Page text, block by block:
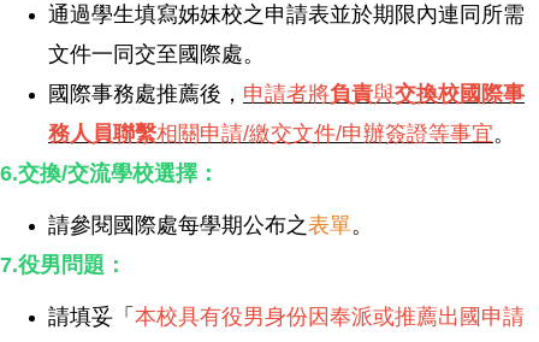
通過學生填寫姊妹校之申請表並於期限內連同所需
文件一同交至國際處。
國際事務處推薦後， 申請者將負責與交換校國際事
務人員聯繫相關申請/繳交文件/申辦簽證等事宜。
6.交換/交流學校選擇：
請參閱國際處每學期公布之表單。
7.役男問題：
請填妥「 本校具有役男身份因奉派或推薦出國申請